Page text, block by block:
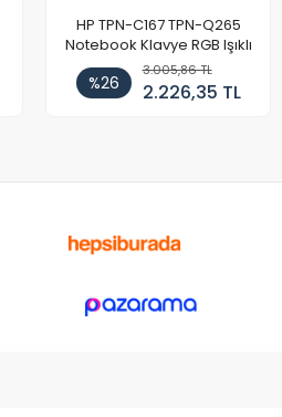
HP TPN-C167 TPN-Q265
Notebook Klavye RGB Işıklı
%26
3.005,86 TL
2.226,35 TL